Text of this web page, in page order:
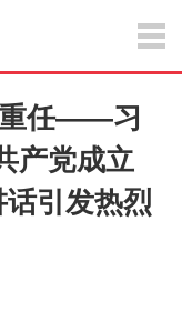
重任——习
产党成立
引发热烈